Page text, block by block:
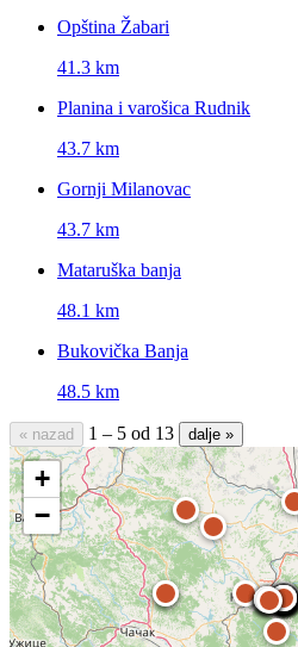
Opština Žabari
41.3 km
Planina i varošica Rudnik
43.7 km
Gornji Milanovac
43.7 km
Mataruška banja
48.1 km
Bukovička Banja
48.5 km
« nazad 1 – 5 od 13 dalje »
+
−